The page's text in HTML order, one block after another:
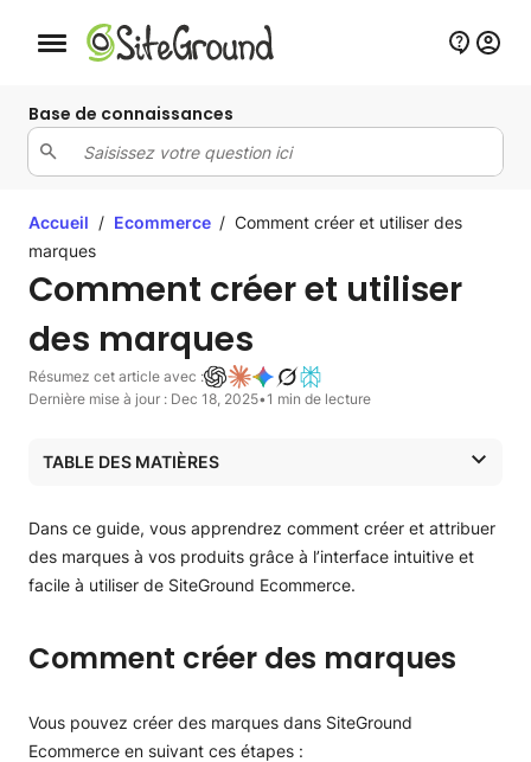
Bouton de navigation mobile
Base de connaissances
Accueil / Ecommerce / Comment créer et utiliser des
marques
Comment créer et utiliser
des marques
Résumez cet article avec :
Dernière mise à jour : Dec 18, 2025•1 min de lecture
TABLE DES MATIÈRES
Comment créer une marque à partir de l’éditeur de produit
Dans ce guide, vous apprendrez comment créer et attribuer
des marques à vos produits grâce à l’interface intuitive et
facile à utiliser de SiteGround Ecommerce.
Comment créer des marques
Vous pouvez créer des marques dans SiteGround
Ecommerce en suivant ces étapes :